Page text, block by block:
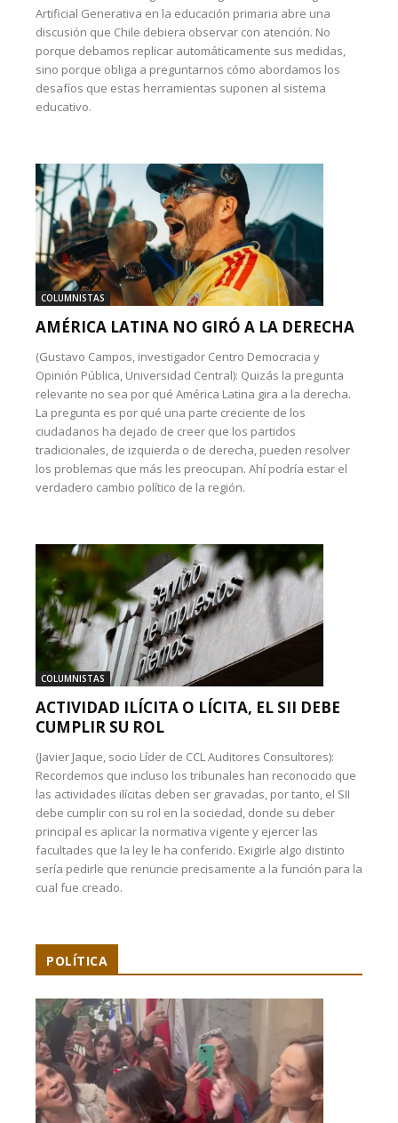
Artificial Generativa en la educación primaria abre una
discusión que Chile debiera observar con atención. No
porque debamos replicar automáticamente sus medidas,
sino porque obliga a preguntarnos cómo abordamos los
desafíos que estas herramientas suponen al sistema
educativo.
COLUMNISTAS
AMÉRICA LATINA NO GIRÓ A LA DERECHA
(Gustavo Campos, investigador Centro Democracia y
Opinión Pública, Universidad Central): Quizás la pregunta
relevante no sea por qué América Latina gira a la derecha.
La pregunta es por qué una parte creciente de los
ciudadanos ha dejado de creer que los partidos
tradicionales, de izquierda o de derecha, pueden resolver
los problemas que más les preocupan. Ahí podría estar el
verdadero cambio político de la región.
COLUMNISTAS
ACTIVIDAD ILÍCITA O LÍCITA, EL SII DEBE
CUMPLIR SU ROL
(Javier Jaque, socio Líder de CCL Auditores Consultores):
Recordemos que incluso los tribunales han reconocido que
las actividades ilícitas deben ser gravadas, por tanto, el SII
debe cumplir con su rol en la sociedad, donde su deber
principal es aplicar la normativa vigente y ejercer las
facultades que la ley le ha conferido. Exigirle algo distinto
sería pedirle que renuncie precisamente a la función para la
cual fue creado.
POLÍTICA